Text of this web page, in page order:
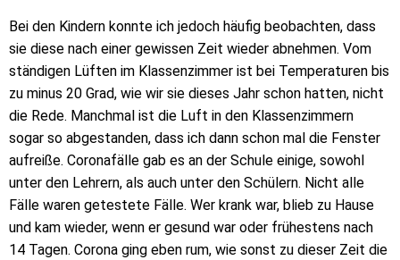
Bei den Kindern konnte ich jedoch häufig beobachten, dass
sie diese nach einer gewissen Zeit wieder abnehmen. Vom
ständigen Lüften im Klassenzimmer ist bei Temperaturen bis
zu minus 20 Grad, wie wir sie dieses Jahr schon hatten, nicht
die Rede. Manchmal ist die Luft in den Klassenzimmern
sogar so abgestanden, dass ich dann schon mal die Fenster
aufreiße. Coronafälle gab es an der Schule einige, sowohl
unter den Lehrern, als auch unter den Schülern. Nicht alle
Fälle waren getestete Fälle. Wer krank war, blieb zu Hause
und kam wieder, wenn er gesund war oder frühestens nach
14 Tagen. Corona ging eben rum, wie sonst zu dieser Zeit die